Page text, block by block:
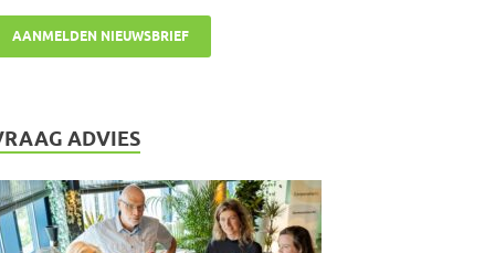
ADVIES